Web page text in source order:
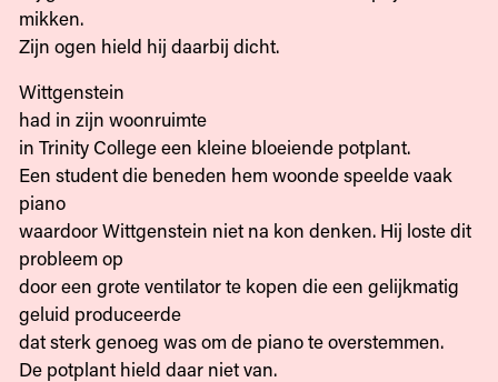
mikken.
Zijn ogen hield hij daarbij dicht.
Wittgenstein
had in zijn woonruimte
in Trinity College een kleine bloeiende potplant.
Een student die beneden hem woonde speelde vaak
piano
waardoor Wittgenstein niet na kon denken. Hij loste dit
probleem op
door een grote ventilator te kopen die een gelijkmatig
geluid produceerde
dat sterk genoeg was om de piano te overstemmen.
De potplant hield daar niet van.